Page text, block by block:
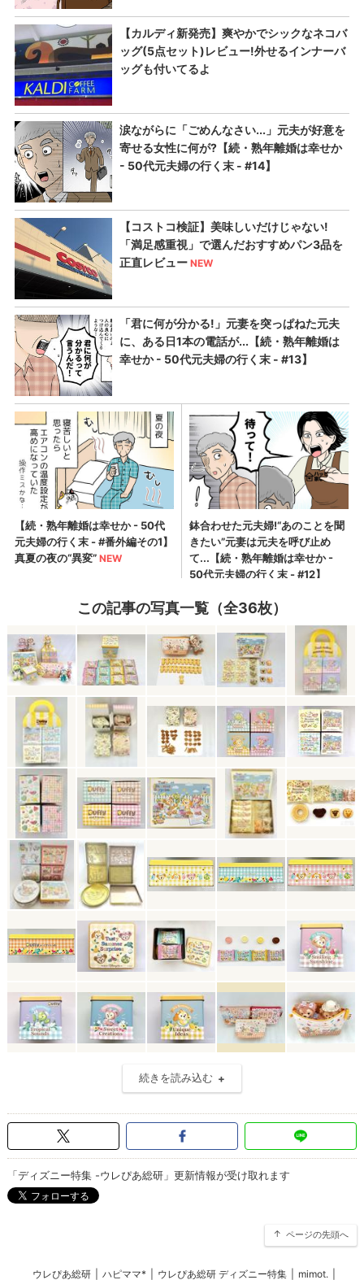
この記事の写真一覧（全36枚）
続きを読み込む
「ディズニー特集 -ウレぴあ総研」更新情報が受け取れます
ページの先頭へ
ウレぴあ総研 ハピママ* ウレぴあ総研 ディズニー特集 mimot.